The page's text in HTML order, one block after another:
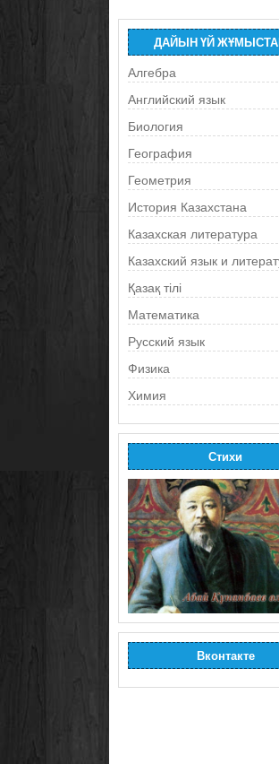
ДАЙЫН ҮЙ
Алгебра
Английский язык
Биология
География
Геометрия
История Казахстана
Казахская литература
Казахский язык и
Қазақ тілі
Математика
Русский язык
Физика
Химия
Стихи
Вконтакте